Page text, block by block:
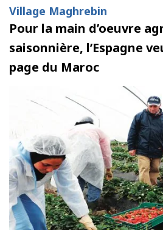
Village Maghrebin
Pour la main d’oeuvre
saisonnière, l’Espagne
page du Maroc